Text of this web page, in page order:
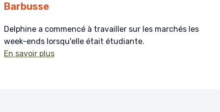
Barbusse
Delphine a commencé à travailler sur les marchés les
week-ends lorsqu'elle était étudiante.
En savoir plus